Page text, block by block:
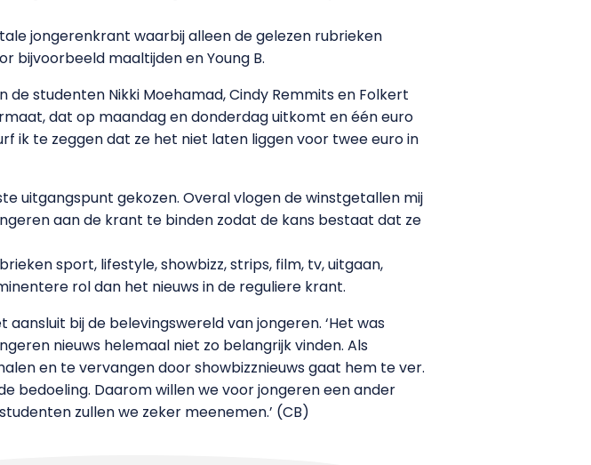
jongerenkrant waarbij alleen de gelezen rubrieken
bijvoorbeeld maaltijden en Young B.
studenten Nikki Moehamad, Cindy Remmits en Folkert
dat op maandag en donderdag uitkomt en één euro
ik te zeggen dat ze het niet laten liggen voor twee euro in
uitgangspunt gekozen. Overal vlogen de winstgetallen mij
aan de krant te binden zodat de kans bestaat dat ze
sport, lifestyle, showbizz, strips, film, tv, uitgaan,
rol dan het nieuws in de reguliere krant.
bij de belevingswereld van jongeren. ‘Het was
nieuws helemaal niet zo belangrijk vinden. Als
en te vervangen door showbizznieuws gaat hem te ver.
bedoeling. Daarom willen we voor jongeren een ander
zullen we zeker meenemen.’ (CB)